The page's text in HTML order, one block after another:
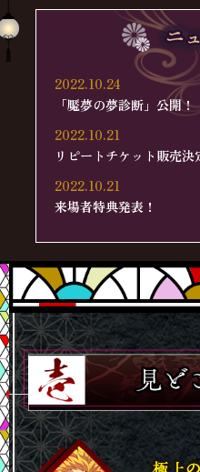
2022.10.24
「魘夢の夢診断」公開！
2022.10.21
リピートチケット販売決
2022.10.21
来場者特典発表！
煉獄杏寿郎ナレーション
2022.10.18
オリジナルフード販売決
2022.10.14
イベント割適用決定！
2022.10.12
オリジナルグッズ販売決
2022.08.22
特設サイトオープン